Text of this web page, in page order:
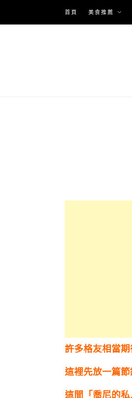
content
首頁 美食推薦
許多格友相當期
這裡先放一篇節
這間「喬尼的